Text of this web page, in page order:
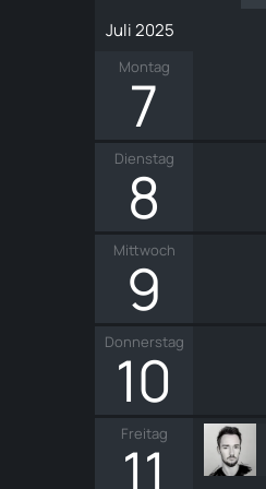
Juli 2025
Montag
7
Dienstag
8
Mittwoch
9
Donnerstag
10
Freitag
11